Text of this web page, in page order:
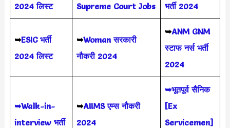
2024 लिस्ट
Supreme Court Jobs
भर्ती 2024
➥ESIC भर्ती
2024 लिस्ट
➥Woman सरकारी
नौकरी 2024
➥ANM GNM
स्टाफ नर्स भर्ती
2024
➥Walk-in-
interview भर्ती
➥AIIMS एम्स नौकरी
2024
➥भूतपूर्व सैनिक
[Ex
Servicemen]